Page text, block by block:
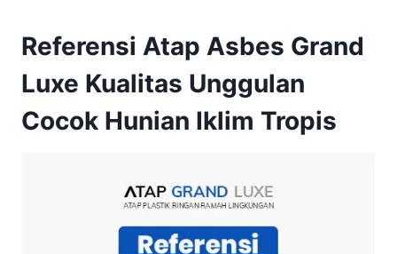
Referensi Atap Asbes Grand
Luxe Kualitas Unggulan
Cocok Hunian Iklim Tropis